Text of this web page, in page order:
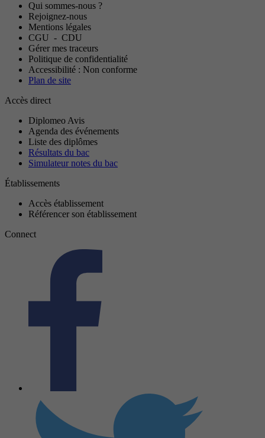
Qui sommes-nous ?
Rejoignez-nous
Mentions légales
CGU - CDU
Gérer mes traceurs
Politique de confidentialité
Accessibilité : Non conforme
Plan de site
Accès direct
Diplomeo Avis
Agenda des événements
Liste des diplômes
Résultats du bac
Simulateur notes du bac
Établissements
Accès établissement
Référencer son établissement
Connect